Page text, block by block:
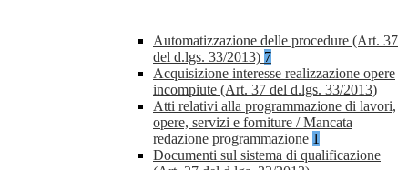
Automatizzazione delle procedure (Art. 37
del d.lgs. 33/2013) 7
Acquisizione interesse realizzazione opere
incompiute (Art. 37 del d.lgs. 33/2013)
Atti relativi alla programmazione di lavori,
opere, servizi e forniture / Mancata
redazione programmazione 1
Documenti sul sistema di qualificazione